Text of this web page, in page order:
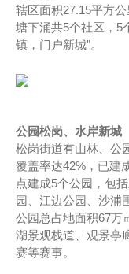
辖区面积27.15平方
塘下涌共5个社区，5
镇，门户新城”。
公园松岗、水岸新城
松岗街道有山林、公
覆盖率达42%，已建
点建成5个公园，包
园、江边公园、沙浦
公园总占地面积67万
湖景观栈道、观景亭
赛等赛事。